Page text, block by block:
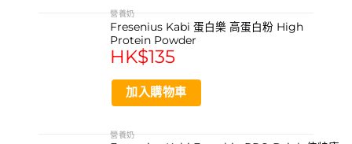
product
page
product
has
multiple
variants.
options
may
營養奶
Fresenius Kabi 蛋白樂 高蛋白粉 High
Protein Powder
HK$135
加入購物車
營養奶